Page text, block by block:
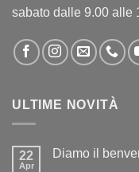
sabato dalle 9.00 alle
ULTIME NOVITÀ
22
Apr
Diamo il